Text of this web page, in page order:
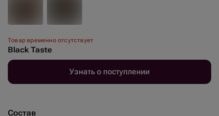
Товар временно отсутствует
Black Taste
Узнать о поступлении
Состав